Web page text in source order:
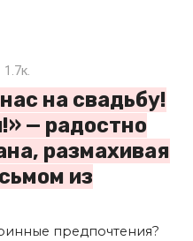
1.7к.
на свадьбу!
— радостно
размахивая
из
предпочтения?